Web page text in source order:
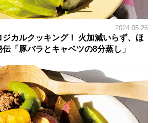
2024.05.26
カルクッキング！ 火加減いらず、ほ
「豚バラとキャベツの8分蒸し」